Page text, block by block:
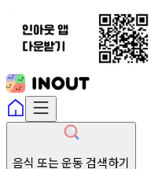
음식 또는 운동 검색하기